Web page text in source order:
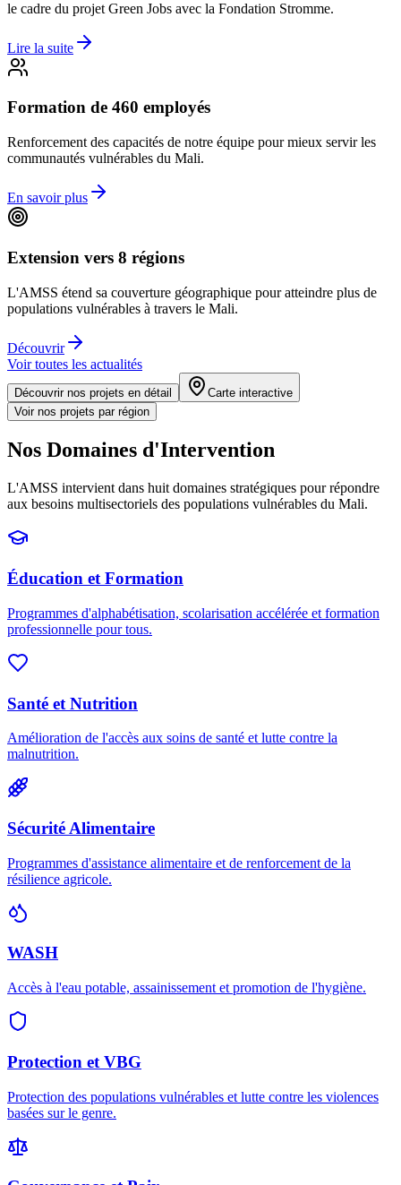
le cadre du projet Green Jobs avec la Fondation Stromme.
Lire la suite
Formation de 460 employés
Renforcement des capacités de notre équipe pour mieux servir les
communautés vulnérables du Mali.
En savoir plus
Extension vers 8 régions
L'AMSS étend sa couverture géographique pour atteindre plus de
populations vulnérables à travers le Mali.
Découvrir
Voir toutes les actualités
Découvrir nos projets en détail
Carte interactive
Voir nos projets par région
Nos Domaines d'Intervention
L'AMSS intervient dans huit domaines stratégiques pour répondre
aux besoins multisectoriels des populations vulnérables du Mali.
Éducation et Formation
Programmes d'alphabétisation, scolarisation accélérée et formation
professionnelle pour tous.
Santé et Nutrition
Amélioration de l'accès aux soins de santé et lutte contre la
malnutrition.
Sécurité Alimentaire
Programmes d'assistance alimentaire et de renforcement de la
résilience agricole.
WASH
Accès à l'eau potable, assainissement et promotion de l'hygiène.
Protection et VBG
Protection des populations vulnérables et lutte contre les violences
basées sur le genre.